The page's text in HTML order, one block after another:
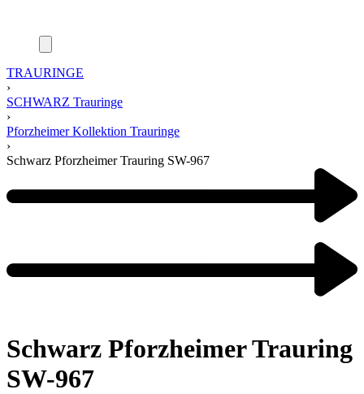
TRAURINGE
›
SCHWARZ Trauringe
›
Pforzheimer Kollektion Trauringe
›
Schwarz Pforzheimer Trauring SW-967
navigation
Schwarz Pforzheimer Trauring
SW-967